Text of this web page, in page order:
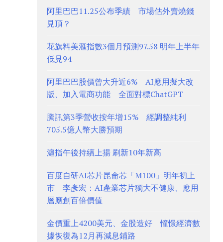
阿里巴巴11.25公布季績 市場估外賣燒錢
見頂？
花旗料美滙指數3個月預測97.58 明年上半年
低見94
阿里巴巴股價曾大升近6% AI應用擬大改
版、加入電商功能 全面對標ChatGPT
騰訊第3季營收按年增15% 經調整純利
705.5億人幣大勝預期
滬指午後持續上揚 刷新10年新高
百度自研AI芯片昆侖芯「M100」明年初上
市 李彥宏：AI產業芯片獨大不健康、應用
層應創百倍價值
金價重上4200美元、金股造好 憧憬經濟數
據恢復為12月再減息鋪路